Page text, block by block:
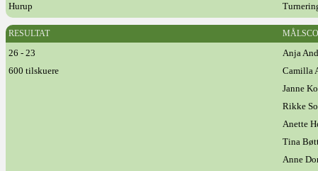
Hurup
RESULTAT
26 - 23
Anja
600 tilskuere
Camilla
Janne
Rikke
Anette
Tina
Anne